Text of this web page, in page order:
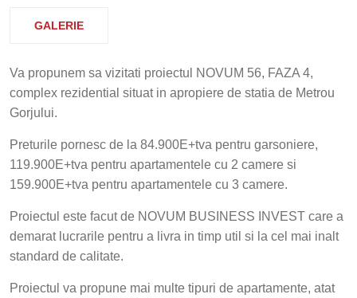
GALERIE
Va propunem sa vizitati proiectul NOVUM 56, FAZA 4,
complex rezidential situat in apropiere de statia de Metrou
Gorjului.
Preturile pornesc de la 84.900E+tva pentru garsoniere,
119.900E+tva pentru apartamentele cu 2 camere si
159.900E+tva pentru apartamentele cu 3 camere.
Proiectul este facut de NOVUM BUSINESS INVEST care a
demarat lucrarile pentru a livra in timp util si la cel mai inalt
standard de calitate.
Proiectul va propune mai multe tipuri de apartamente, atat